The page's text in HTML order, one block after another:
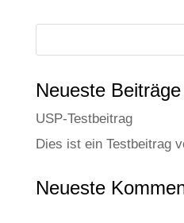
Neue­ste Beiträge
USP-Test­bei­trag
Dies ist ein Test­bei­trag
Neue­ste